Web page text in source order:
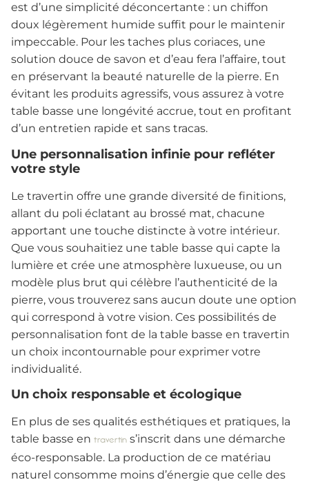
est d’une simplicité déconcertante : un chiffon
doux légèrement humide suffit pour le maintenir
impeccable. Pour les taches plus coriaces, une
solution douce de savon et d’eau fera l’affaire, tout
en préservant la beauté naturelle de la pierre. En
évitant les produits agressifs, vous assurez à votre
table basse une longévité accrue, tout en profitant
d’un entretien rapide et sans tracas.
Une personnalisation infinie pour refléter
votre style
Le travertin offre une grande diversité de finitions,
allant du poli éclatant au brossé mat, chacune
apportant une touche distincte à votre intérieur.
Que vous souhaitiez une table basse qui capte la
lumière et crée une atmosphère luxueuse, ou un
modèle plus brut qui célèbre l’authenticité de la
pierre, vous trouverez sans aucun doute une option
qui correspond à votre vision. Ces possibilités de
personnalisation font de la table basse en travertin
un choix incontournable pour exprimer votre
individualité.
Un choix responsable et écologique
En plus de ses qualités esthétiques et pratiques, la
table basse en travertin s’inscrit dans une démarche
éco-responsable. La production de ce matériau
naturel consomme moins d’énergie que celle des